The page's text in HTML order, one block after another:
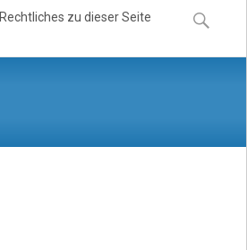
Rechtliches zu dieser Seite
Suchen
nach: